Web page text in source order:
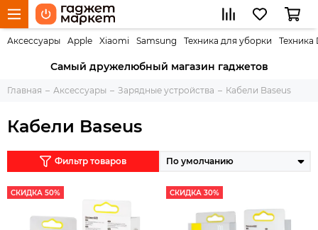
Аксессуары Apple Xiaomi Samsung Техника для уборки Техника
Самый дружелюбный магазин гаджетов
Главная Аксессуары Зарядные устройства Кабели Baseus
Кабели Baseus
Фильтр товаров
СКИДКА 50% СКИДКА 30%